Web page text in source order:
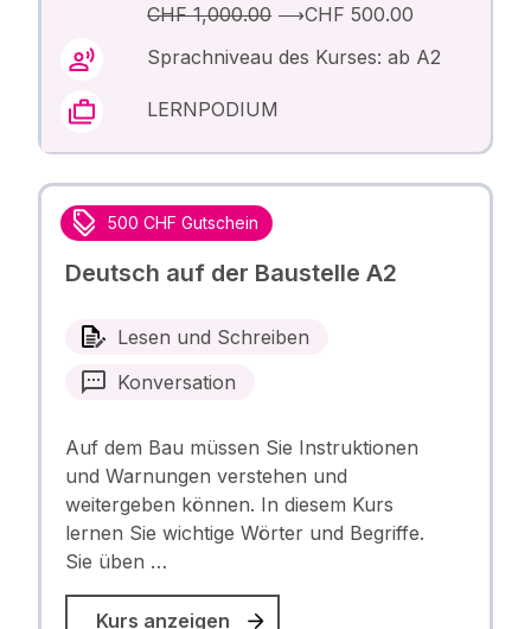
CHF 1,000.00⟶CHF 500.00
Sprachniveau des Kurses: ab A2
LERNPODIUM
500 CHF Gutschein
Deutsch auf der Baustelle A2
Lesen und Schreiben
Konversation
Auf dem Bau müssen Sie Instruktionen
und Warnungen verstehen und
weitergeben können. In diesem Kurs
lernen Sie wichtige Wörter und Begriffe.
Sie üben …
Kurs anzeigen